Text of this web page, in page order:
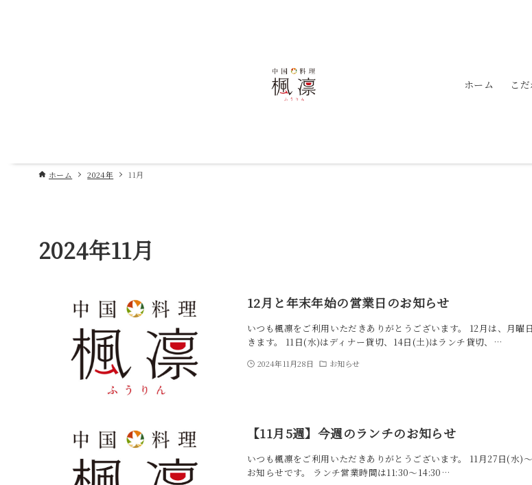
ホーム こだ
ホーム
2024年 11月
2024年11月
12月と年末年始の営業日のお知らせ
いつも楓凛をご利用いただきありがとうございます。 12月は、月曜
きます。 11日(水)はディナー貸切、14日(土)はランチ貸切、…
2024年11月28日 お知らせ
【11月5週】今週のランチのお知らせ
いつも楓凛をご利用いただきありがとうございます。 11月27日(水)
お知らせです。 ランチ営業時間は11:30～14:30…